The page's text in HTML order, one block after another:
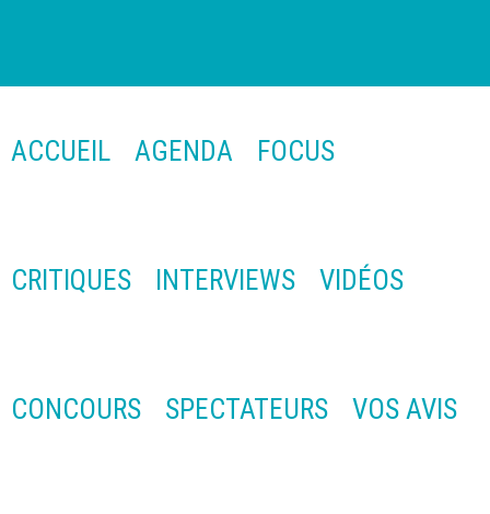
ACCUEIL AGENDA FOCUS
CRITIQUES INTERVIEWS VIDÉOS
CONCOURS SPECTATEURS VOS AVIS